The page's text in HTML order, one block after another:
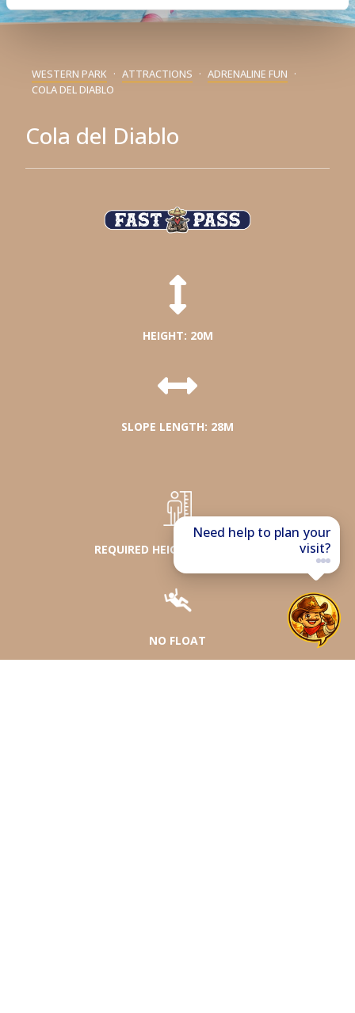
WESTERN PARK ATTRACTIONS
ADRENALINE FUN
COLA DEL DIABLO
Cola del Diablo
HEIGHT: 20M
SLOPE LENGTH: 28M
REQUIRED HEIGHT: MIN. 1,20M
NO FLOAT
Need help to plan your
visit?